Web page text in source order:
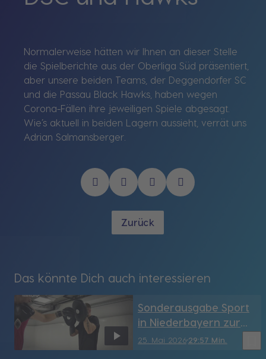
Normalerweise hätten wir Ihnen an dieser Stelle
die Spielberichte aus der Oberliga Süd präsentiert,
aber unsere beiden Teams, der Deggendorfer SC
und die Passau Black Hawks, haben wegen
Corona-Fällen ihre jeweiligen Spiele abgesagt.
Wie’s aktuell in beiden Lagern aussieht, verrät uns
Adrian Salmansberger.
Zurück
Das könnte Dich auch interessieren
25. Mai 202629:57 Min.
Sonderausgabe Sport
in Niederbayern zur
Relegation